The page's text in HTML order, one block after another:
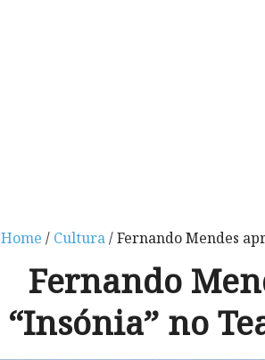
Home / Cultura/ Fernando Mendes
Fernando
“Insónia” no